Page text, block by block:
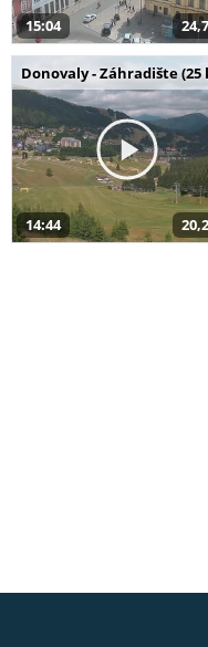
15:04
Donovaly - Záhradište (25
14:44